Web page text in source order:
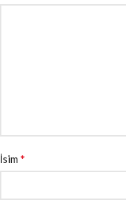
İsim *